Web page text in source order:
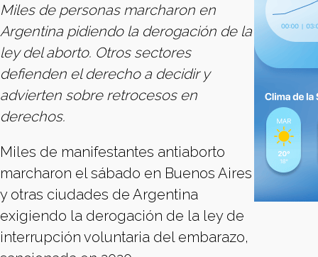
Miles de personas marcharon en
Argentina pidiendo la derogación de la
ley del aborto. Otros sectores
defienden el derecho a decidir y
advierten sobre retrocesos en
derechos.
Miles de manifestantes antiaborto
marcharon el sábado en Buenos Aires
y otras ciudades de Argentina
exigiendo la derogación de la ley de
interrupción voluntaria del embarazo,